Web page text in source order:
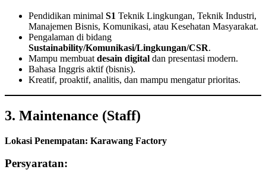
Pendidikan minimal S1 Teknik Lingkungan, Teknik Industri,
Manajemen Bisnis, Komunikasi, atau Kesehatan Masyarakat.
Pengalaman di bidang
Sustainability/Komunikasi/Lingkungan/CSR.
Mampu membuat desain digital dan presentasi modern.
Bahasa Inggris aktif (bisnis).
Kreatif, proaktif, analitis, dan mampu mengatur prioritas.
3. Maintenance (Staff)
Lokasi Penempatan: Karawang Factory
Persyaratan: